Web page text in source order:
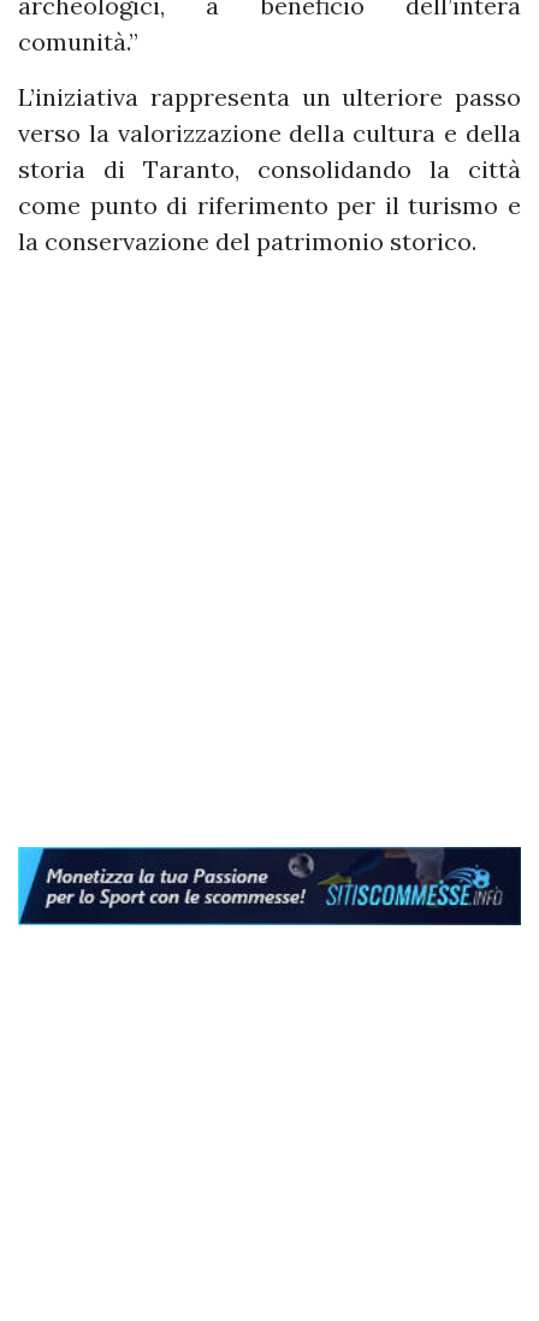
comunità.”
L’iniziativa rappresenta un ulteriore passo
verso la valorizzazione della cultura e della
storia di Taranto, consolidando la città
come punto di riferimento per il turismo e
la conservazione del patrimonio storico.